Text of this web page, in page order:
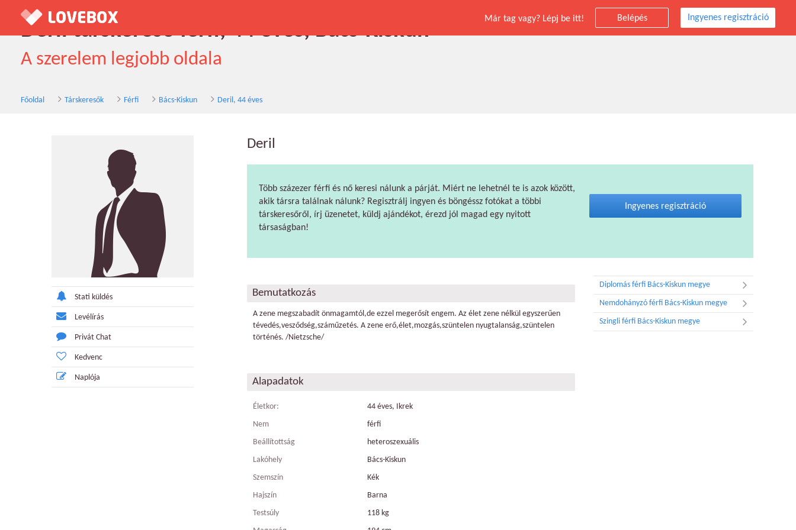
Már tag vagy? Lépj be itt! Belépés Ingyenes regisztráció
Deril társkereső férfi, 44 éves, Bács-Kiskun
A szerelem legjobb oldala
Főoldal Társkeresők Férfi Bács-Kiskun Deril, 44 éves
Stati küldés
Levélírás
Privát Chat
Kedvenc
Naplója
Deril
Több százezer férfi és nő keresi nálunk a párját. Miért ne lehetnél te is azok között,
akik társra találnak nálunk? Regisztrálj ingyen és böngéssz fotókat a többi
társkeresőről, írj üzenetet, küldj ajándékot, érezd jól magad egy nyitott
társaságban!
Ingyenes regisztráció
Bemutatkozás
A zene megszabadít önmagamtól,de ezzel megerősít engem. Az élet zene nélkül egyszerűen
tévedés,vesződség,száműzetés. A zene erő,élet,mozgás,szüntelen nyugtalanság,szüntelen
történés. /Nietzsche/
Alapadatok
Életkor:
44 éves, Ikrek
Nem
férfi
Beállítottság
heteroszexuális
Lakóhely
Bács-Kiskun
Szemszín
Kék
Hajszín
Barna
Testsúly
118 kg
Diplomás férfi Bács-Kiskun megye
Nemdohányzó férfi Bács-Kiskun megye
Szingli férfi Bács-Kiskun megye